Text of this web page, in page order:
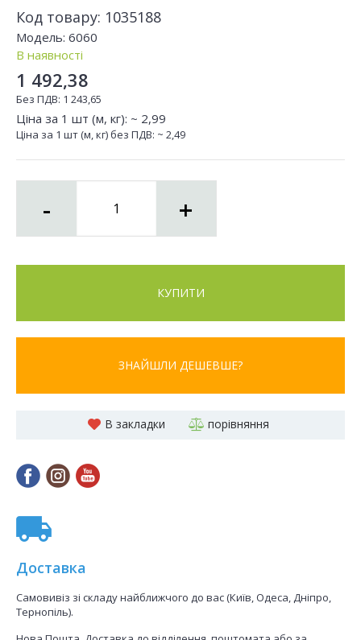
Код товару: 1035188
Модель: 6060
В наявності
1 492,38
Без ПДВ: 1 243,65
Ціна за 1 шт (м, кг): ~ 2,99
Ціна за 1 шт (м, кг) без ПДВ: ~ 2,49
- +
КУПИТИ
ЗНАЙШЛИ ДЕШЕВШЕ?
В закладки порівняння
Доставка
Самовивіз зі складу найближчого до вас (Київ, Одеса, Дніпро,
Тернопіль).